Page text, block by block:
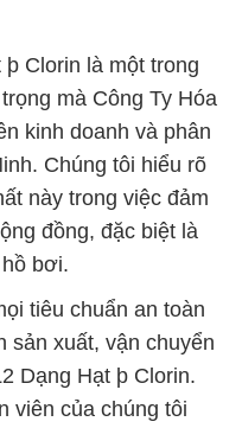
Clorin là một trong
mà Công Ty Hóa
kinh doanh và phân
Chúng tôi hiểu rõ
này trong việc đảm
đồng, đặc biệt là
bơi.
tiêu chuẩn an toàn
sản xuất, vận chuyển
Dạng Hạt þ Clorin.
viên của chúng tôi